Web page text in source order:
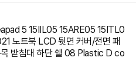
5 15IIL05 15ARE05 15ITL0
노트북 LCD 뒷면 커버/전면 패
받침대 하단 쉘 08 Plastic D co